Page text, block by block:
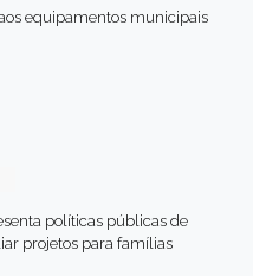
equipamentos municipais
políticas públicas de
projetos para famílias